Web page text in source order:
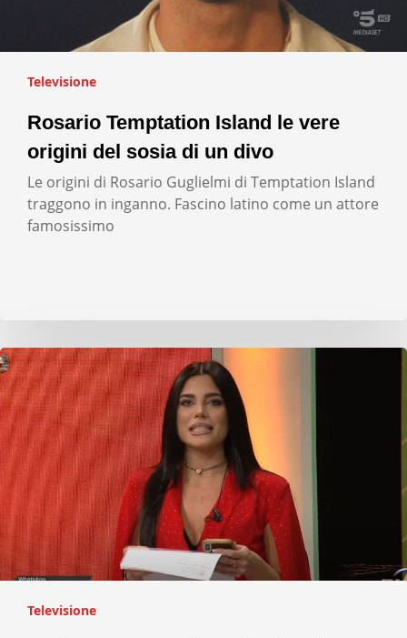
Televisione
Rosario Temptation Island le vere
origini del sosia di un divo
Le origini di Rosario Guglielmi di Temptation Island
traggono in inganno. Fascino latino come un attore
famosissimo
Televisione